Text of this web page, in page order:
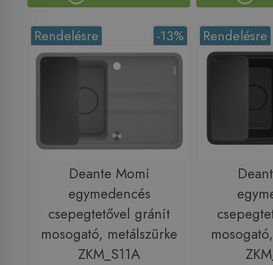
-13%
Rendelésre
Deante Momi
egymedencés
csepegtetővel gránit
mosogató, metálszürke
ZKM_S11A
Rendelésre